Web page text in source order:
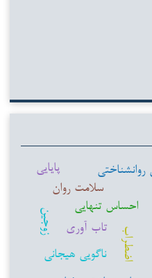
اضطراب ناگویی هیجانی
احساس تنهایی
زوجین تاب آوری
سلامت روان
پایایی